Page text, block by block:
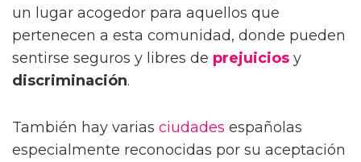
un lugar acogedor para aquellos que
pertenecen a esta comunidad, donde pueden
sentirse seguros y libres de prejuicios y
discriminación.
También hay varias ciudades españolas
especialmente reconocidas por su aceptación